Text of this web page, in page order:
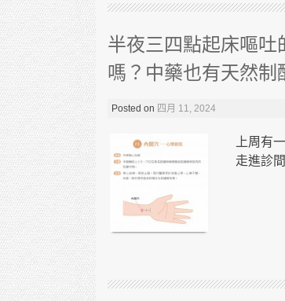
半夜三四點起床嘔
嗎？中藥也有天然制
Posted on 四月 11, 2024
上周有
走進診